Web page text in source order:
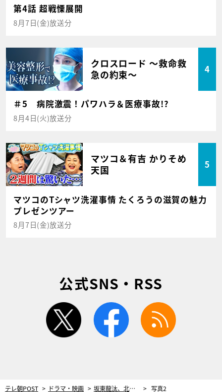
第4話 超戦慄展開
8月7日(金)放送分
クロスロード ～救命救
急の約束～
4
＃5 病院激震！パワハラ＆医療事故!?
8月4日(火)放送分
マツコ＆有吉 かりそめ
天国
5
マツコのTシャツ洗濯事情 たくろうの滋賀の魅力
プレゼンツアー
8月7日(金)放送分
公式SNS・RSS
twitter facebook
テレ朝POST ドラマ・映画 坂東龍汰、北川景子と“親子”に！3月放送『花のれん』最後の共演者解禁 写真2